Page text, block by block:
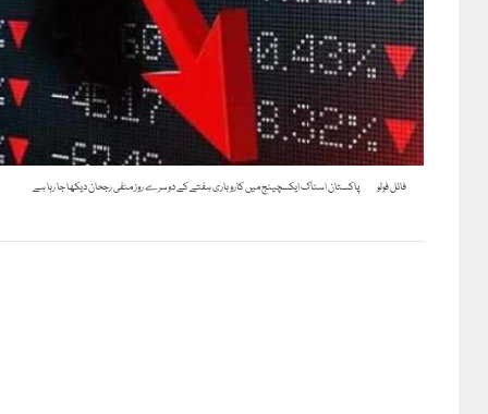
فائل فوٹو پاکستان اسٹاک ایکسچینج میں کاروباری ہفتے کے دوسرے روز منفی رجحان دیکھا جا رہا ہے